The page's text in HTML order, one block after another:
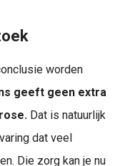
worden
geeft geen extra
Dat is natuurlijk
dat veel
Die zorg kan je nu